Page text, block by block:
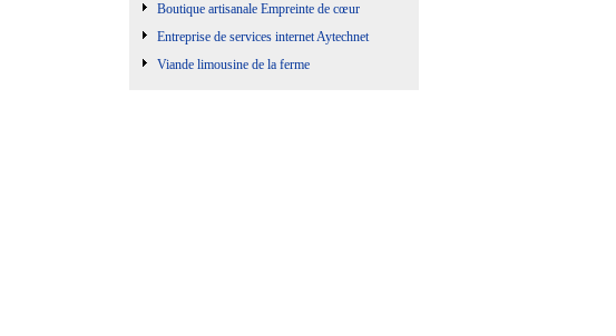
Boutique artisanale Empreinte de cœur
Entreprise de services internet Aytechnet
Viande limousine de la ferme